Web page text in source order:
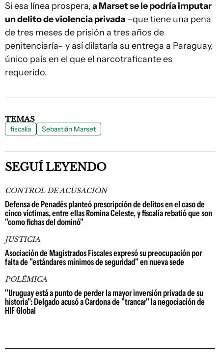
Si esa línea prospera,a Marset se le podría imputar
un delito de violencia privada –que tiene una pena
de tres meses de prisión a tres años de
penitenciaría– y así dilataría su entrega a Paraguay,
único país en el que el narcotraficante es
requerido.
TEMAS
fiscalía Sebastián Marset
SEGUÍ LEYENDO
CONTROL DE ACUSACIÓN
Defensa de Penadés planteó prescripción de delitos en el caso de
cinco víctimas, entre ellas Romina Celeste, y fiscalía rebatió que son
"como fichas del dominó"
JUSTICIA
Asociación de Magistrados Fiscales expresó su preocupación por
falta de "estándares mínimos de seguridad" en nueva sede
POLÉMICA
"Uruguay está a punto de perder la mayor inversión privada de su
historia": Delgado acusó a Cardona de "trancar" la negociación de
HIF Global